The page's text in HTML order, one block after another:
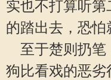
实也不打算听
的踏出去，恐怕
至于楚则扔笔
狗比看戏的恶劣